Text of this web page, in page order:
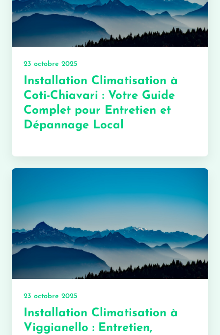
23 octobre 2025
Installation Climatisation à
Coti-Chiavari : Votre Guide
Complet pour Entretien et
Dépannage Local
23 octobre 2025
Installation Climatisation à
Viggianello : Entretien,